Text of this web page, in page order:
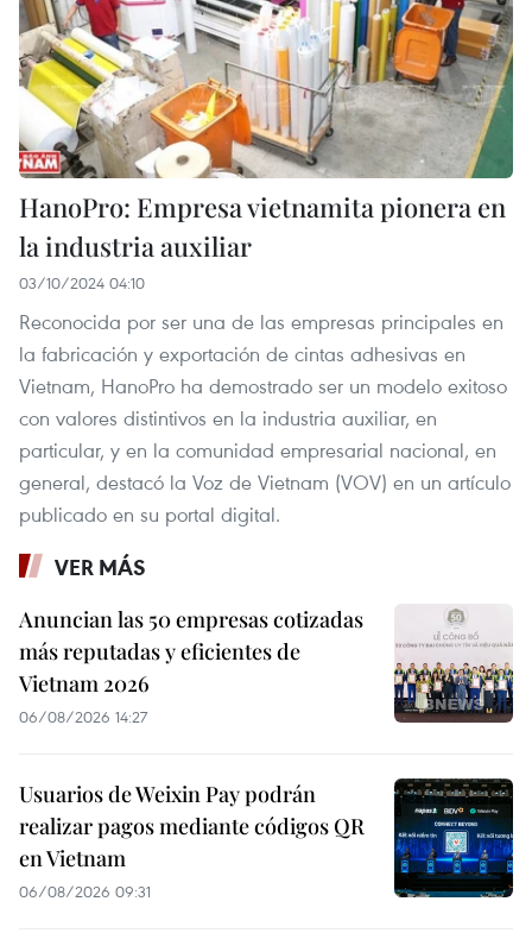
HanoPro: Empresa vietnamita pionera en
la industria auxiliar
03/10/2024 04:10
Reconocida por ser una de las empresas principales en
la fabricación y exportación de cintas adhesivas en
Vietnam, HanoPro ha demostrado ser un modelo exitoso
con valores distintivos en la industria auxiliar, en
particular, y en la comunidad empresarial nacional, en
general, destacó la Voz de Vietnam (VOV) en un artículo
publicado en su portal digital.
VER MÁS
Anuncian las 50 empresas cotizadas
más reputadas y eficientes de
Vietnam 2026
06/08/2026 14:27
Usuarios de Weixin Pay podrán
realizar pagos mediante códigos QR
en Vietnam
06/08/2026 09:31